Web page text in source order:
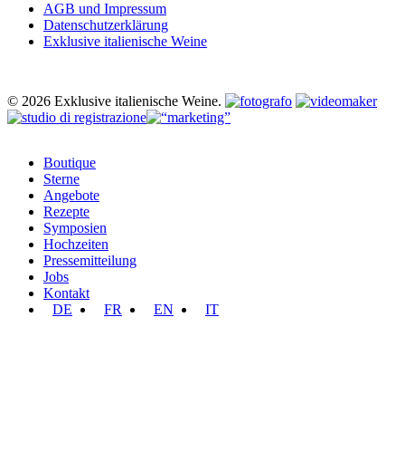
AGB und Impressum
Datenschutzerklärung
Exklusive italienische Weine
© 2026 Exklusive italienische Weine.
Close
Menu
Boutique
Sterne
Angebote
Rezepte
Symposien
Hochzeiten
Pressemitteilung
Jobs
Kontakt
DE
FR EN IT